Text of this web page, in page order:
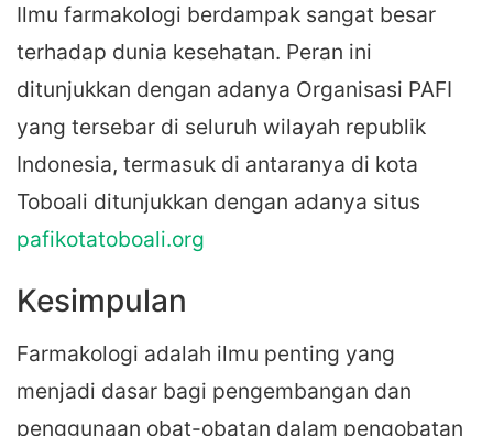
Ilmu farmakologi berdampak sangat besar
terhadap dunia kesehatan. Peran ini
ditunjukkan dengan adanya Organisasi PAFI
yang tersebar di seluruh wilayah republik
Indonesia, termasuk di antaranya di kota
Toboali ditunjukkan dengan adanya situs
pafikotatoboali.org
Kesimpulan
Farmakologi adalah ilmu penting yang
menjadi dasar bagi pengembangan dan
penggunaan obat-obatan dalam pengobatan